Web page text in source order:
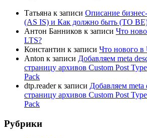
Татьяна к записи Описание
(AS IS) и Как должно быть (TO
Антон Банников к записи Что
LTS?
Константин к записи Что нового в
Anton к записи Добавляем meta
страницу архивов Custom Post
Pack
dtp.readerк записи Добавляем meta
страницу архивов Custom Post
Pack
Рубрики